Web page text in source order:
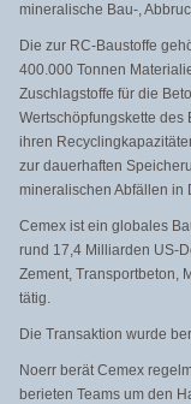
mineralische Bau-,
Die zur RC-Baustoffe
400.000 Tonnen
Zuschlagstoffe für die
Wertschöpfungskette des
ihren
zur dauerhaften
mineralischen Abfällen in
Cemex ist ein globales
rund 17,4 Milliarden US-
Zement, Transportbeton,
tätig.
Die Transaktion wurde
Noerr berät Cemex
berieten Teams um den